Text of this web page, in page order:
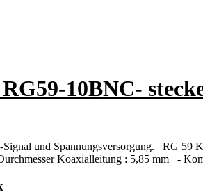
10BNC-
und Spannungsversorgung. RG 59
Koaxialleitung : 5,85 mm -